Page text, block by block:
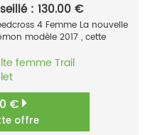
: 130.00 €
4 Femme La nouvelle
modèle 2017 , cette
femme Trail
€
offre